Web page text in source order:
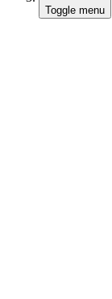
Toggle menu